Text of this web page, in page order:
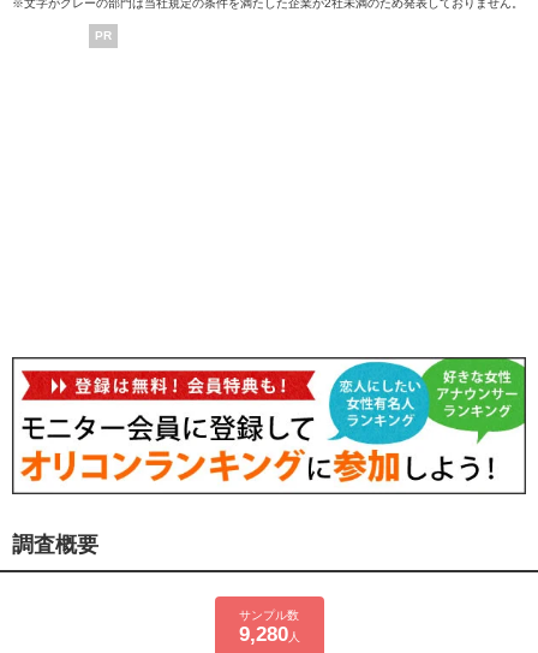
※文字がグレーの部門は当社規定の条件を満たした企業が2社未満のため発表しておりません。
PR
調査概要
サンプル数
9,280人